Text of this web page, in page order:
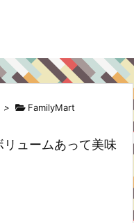
> FamilyMart
ュームあって美味